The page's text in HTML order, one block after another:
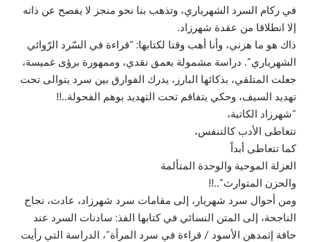
في ركام السرد الشهرياري، وتذهب بنا نحو منجز لا يفصح عن ذاته
إلا انطلاقا من عقدة شهرزاد.
ذاك هو ما هزني، وأنا أهب وقتا لكتابها: “قراءة في السّرد الرّوائي
الشهرياري”. دراسة مشمولة بعمق نقدي، وممهورة برؤى غميسة،
جعلت المتلقي، بذكائها البارز، يدرك الفوارق بين سرد يتوالى تحت
تهديد السيف، وحكي يتفاقم تحت التهديد بوهم الفحولة..!!
“شهرزاد الكاتبة،
تتعاطى الأدب كالتنفس،
كما تتعاطى أبداً
العزلة الموحية والوحدة المتألمة
والحزن المتوارث”..!!
ومن أحوال سرد شهريار، إلى مقامات سرد شهرزاد، عادت، نجاح
الناجحة، إلى المتن النسائي في كتابها الفذ: سادنات السرد عند
حافة إثمدهن الأسود / قراءة في سرد المرأة”، الدراسة التي رأيت